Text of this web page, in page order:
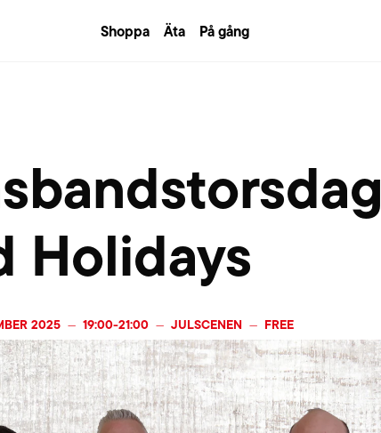
Shoppa Äta På gång
Holidays
2025 — 19:00-21:00 — JULSCENEN — FREE